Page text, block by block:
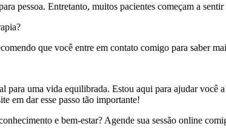
pessoa. Entretanto, muitos pacientes começam a
que você entre em contato comigo para saber
para uma vida equilibrada. Estou aqui para ajudar
em dar esse passo tão importante!
e bem-estar? Agende sua sessão online